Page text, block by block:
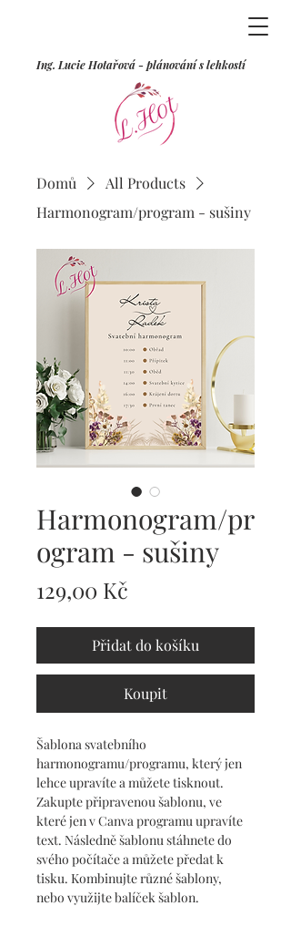
Ing. Lucie Hotařová - plánování s lehkostí
Domů
All Products
Harmonogram/program - sušiny
Harmonogram/pr
ogram - sušiny
129,00 Kč
Přidat do košíku
Koupit
Šablona svatebního
harmonogramu/programu, který jen
lehce upravíte a můžete tisknout.
Zakupte připravenou šablonu, ve
které jen v Canva programu upravíte
text. Následně šablonu stáhnete do
svého počítače a můžete předat k
tisku. Kombinujte různé šablony,
nebo využijte balíček šablon.